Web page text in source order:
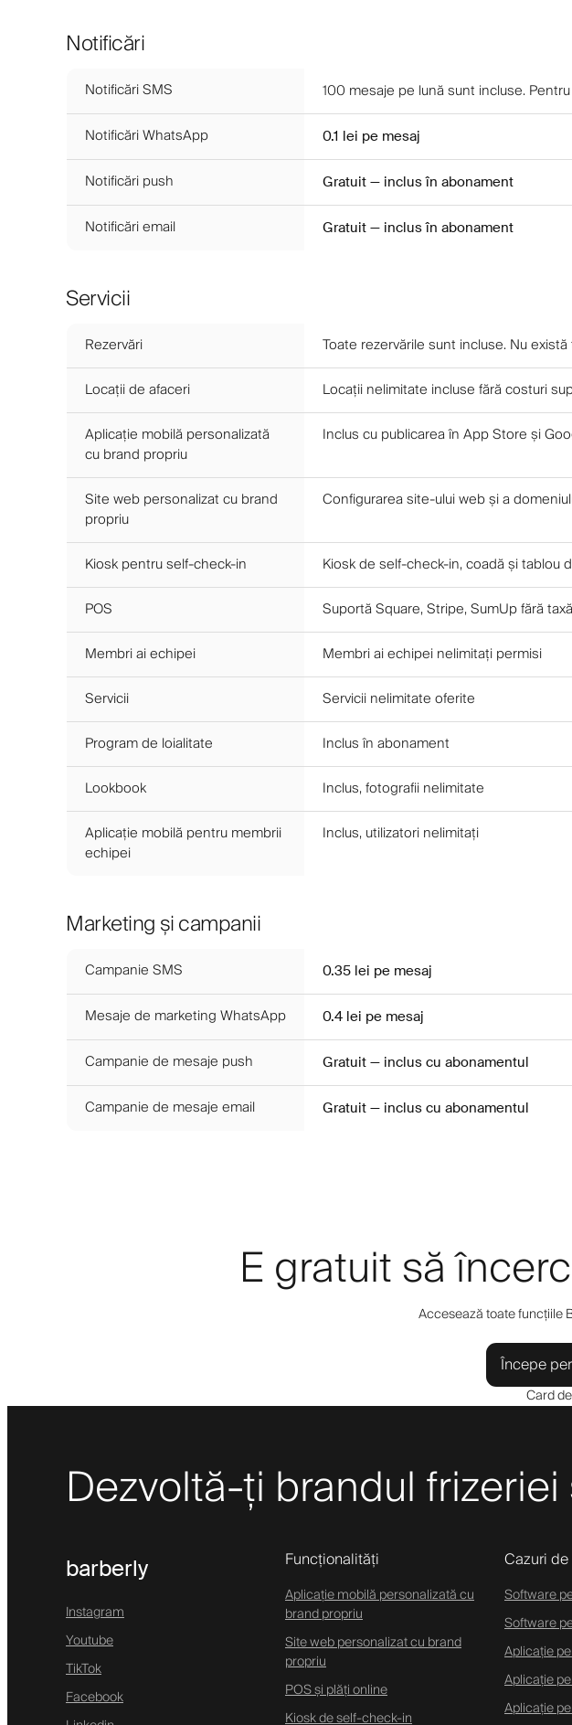
Notificări
Notificări SMS 100 mesaje pe lună sunt incluse.
Notificări WhatsApp 0.1 lei pe mesaj
Notificări push Gratuit — inclus în abonament
Notificări email Gratuit — inclus în abonament
Servicii
Rezervări
Toate rezervările sunt incluse. Nu
Locații de afaceri
Locații nelimitate incluse fără costuri
Aplicație mobilă personalizată
cu brand propriu
Inclus cu publicarea în App Store și
Site web personalizat cu brand
propriu
Configurarea site-ului web și a
Kiosk pentru self-check-in
Kiosk de self-check-in, coadă și tablou
POS
Suportă Square, Stripe, SumUp fără
Membri ai echipei
Membri ai echipei nelimitați permisi
Servicii
Servicii nelimitate oferite
Program de loialitate
Inclus în abonament
Lookbook
Inclus, fotografii nelimitate
Aplicație mobilă pentru membrii
echipei
Inclus, utilizatori nelimitați
Marketing și campanii
Campanie SMS 0.35 lei pe mesaj
Mesaje de marketing WhatsApp 0.4 lei pe mesaj
Campanie de mesaje push Gratuit — inclus cu abonamentul
Campanie de mesaje email Gratuit — inclus cu abonamentul
E gratuit să
Accesează toate funcțiile
Începe
Card
Dezvoltă-ți brandul
barberly
Instagram
Youtube
TikTok
Facebook
Funcționalități
Aplicație mobilă personalizată cu
brand propriu
Site web personalizat cu brand
propriu
POS și plăți online
Kiosk de self-check-in
Cazuri
Software
Software
Aplicație
Aplicație
Aplicație